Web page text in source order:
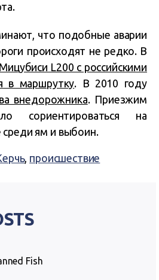
что подобные аварии
происходят не редко. В
Мицубиси L200 с российскими
в маршрутку. В 2010 году
внедорожника. Приезжим
сориентироваться на
ям и выбоин.
, происшествие
Fish